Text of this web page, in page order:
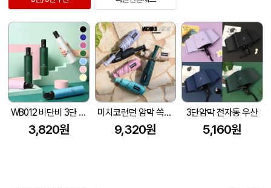
WB012 비단비 3단 8K 솔리드 전자동 암막 양우산 (인쇄/케이스포함)
3,820원
미치코런던 암막 쏙쏙 5단우산 (M062)
9,320원
3단암막 전자동 우산
5,160원